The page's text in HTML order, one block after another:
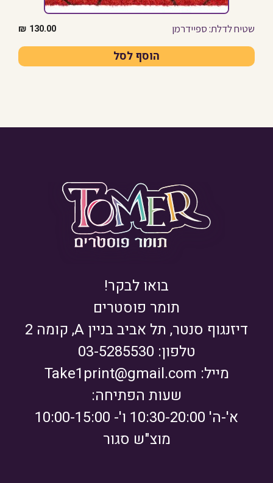
שטיח לדלת: ספיידרמן 130.00
₪
הוסף לסל
בואו לבקר!
תומר פוסטרים
דיזנגוף סנטר, תל אביב בניין A, קומה 2
טלפון: 03-5285530
מייל: Take1print@gmail.com
שעות הפתיחה:
א'-ה' 10:30-20:00 ו'- 10:00-15:00
מוצ"ש סגור